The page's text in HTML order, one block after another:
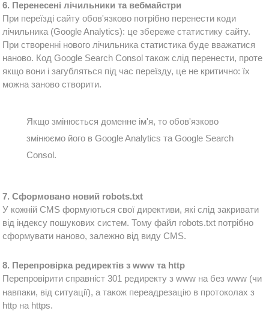
6. Перенесені лічильники та вебмайстри
При переїзді сайту обов'язково потрібно перенести коди
лічильника (Google Analytics): це збереже статистику сайту.
При створенні нового лічильника статистика буде вважатися
наново. Код Google Search Consol також слід перенести, проте
якщо вони і загубляться під час переїзду, це не критично: їх
можна заново створити.
Якщо змінюється доменне ім'я, то обов'язково
змінюємо його в Google Analytics та Google Search
Consol.
7. Сформовано новий robots.txt
У кожній CMS формуються свої директиви, які слід закривати
від індексу пошукових систем. Тому файл robots.txt потрібно
сформувати наново, залежно від виду CMS.
8. Перепровірка редиректів з www та http
Перепровірити справніст 301 редиректу з www на без www (чи
http на https.